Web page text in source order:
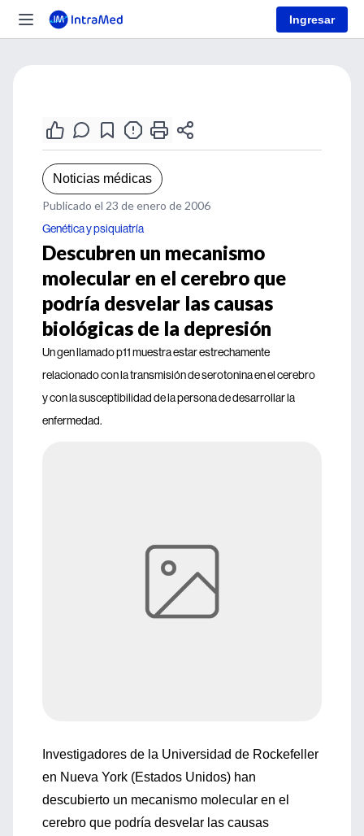
Ingresar
Noticias médicas
Publicado el 23 de enero de 2006
Genética y psiquiatría
Descubren un mecanismo
molecular en el cerebro que
podría desvelar las causas
biológicas de la depresión
Un gen llamado p11 muestra estar estrechamente
relacionado con la transmisión de serotonina en el cerebro
y con la susceptibilidad de la persona de desarrollar la
enfermedad.
Investigadores de la Universidad de Rockefeller
en Nueva York (Estados Unidos) han
descubierto un mecanismo molecular en el
cerebro que podría desvelar las causas